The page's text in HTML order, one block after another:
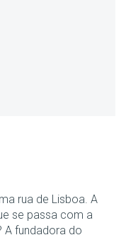
rua de Lisboa. A
se passa com a
A fundadora do